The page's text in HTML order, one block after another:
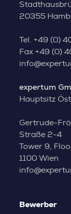
20355
Tel. +49 (0)
Fax +49 (0)
expertum
Hauptsitz
Gertrude-
Straße 2-4
Tower 9,
1100 Wien
Bewerber